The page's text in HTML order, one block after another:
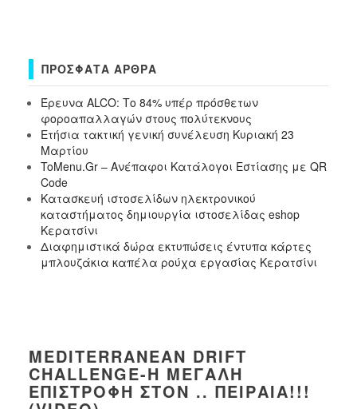
ΠΡΌΣΦΑΤΑ ΆΡΘΡΑ
Έρευνα ALCO: Το 84% υπέρ πρόσθετων
φοροαπαλλαγών στους πολύτεκνους
Ετήσια τακτική γενική συνέλευση Κυριακή 23
Μαρτίου
ToMenu.Gr – Ανέπαφοι Κατάλογοι Εστίασης με QR
Code
Κατασκευή ιστοσελίδων ηλεκτρονικού
καταστήματος δημιουργία ιστοσελίδας eshop
Κερατσίνι
Διαφημιστικά δώρα εκτυπώσεις έντυπα κάρτες
μπλουζάκια καπέλα ρούχα εργασίας Κερατσίνι
MEDITERRANEAN DRIFT
CHALLENGE-Η ΜΕΓΆΛΗ
ΕΠΙΣΤΡΟΦΉ ΣΤΟΝ .. ΠΕΙΡΑΙΆ!!!